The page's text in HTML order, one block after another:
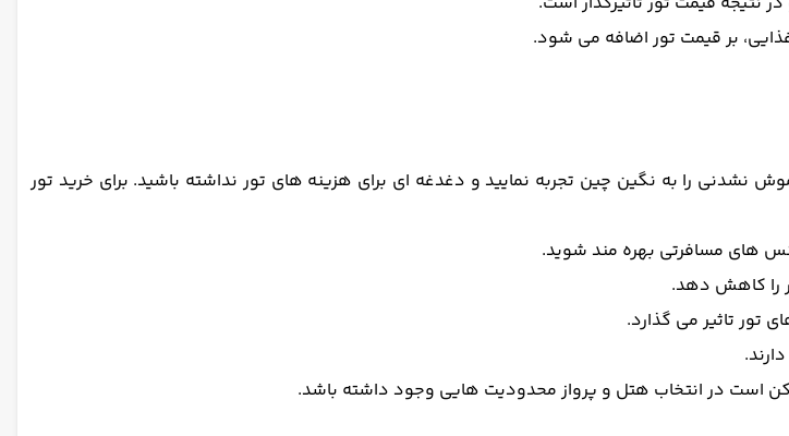
بر قیمت تور اضافه می شود.
نشدنی را به نگین چین تجربه نمایید و دغدغه ای برای هزینه های تور نداشته باشید. برای خرید تور
های مسافرتی بهره مند شوید.
را کاهش دهد.
تور تاثیر می گذارد.
است در انتخاب هتل و پرواز محدودیت هایی وجود داشته باشد.